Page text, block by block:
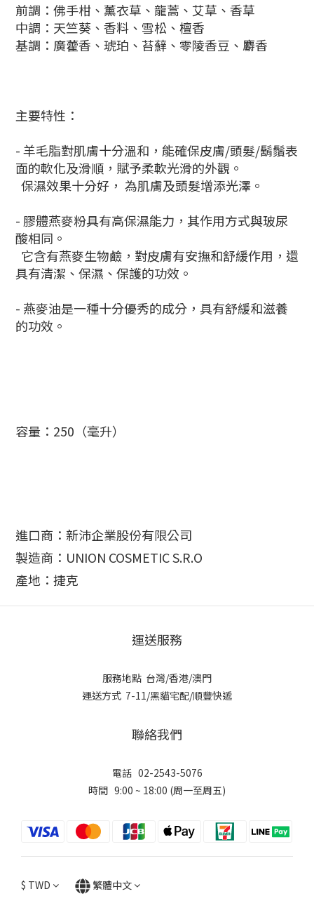
前調：佛手柑、薰衣草、龍蒿、艾草、香草
中調：天竺葵、香料、雪松、檀香
基調：廣藿香、琥珀、苔蘚、零陵香豆、麝香
主要特性：
- 羊毛脂對肌膚十分溫和，能確保皮膚/頭髮/鬍鬚表
面的軟化及滑順，賦予柔軟光滑的外觀。
保濕效果十分好， 為肌膚及頭髮增添光澤。
- 膠體燕麥粉具有高保濕能力， 其作用方式與玻尿
酸相同。
它含有燕麥生物鹼，對皮膚有安撫和舒緩作用，還
具有清潔、保濕、保護的功效。
- 燕麥油是一種十分優秀的成分，具有舒緩和滋養
的功效。
容量：250（毫升）
進口商：新沛企業股份有限公司
製造商：UNION COSMETIC S.R.O
產地：捷克
運送服務
服務地點 台灣/香港/澳門
運送方式 7-11/黑貓宅配/順豐快遞
聯絡我們
電話 02-2543-5076
時間 9:00 ~ 18:00 (周一至周五)
$ TWD 繁體中文